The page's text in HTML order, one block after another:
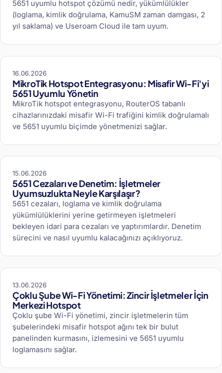
5651 uyumlu hotspot çözümü nedir, yükümlülükler
(loglama, kimlik doğrulama, KamuSM zaman damgası, 2
yıl saklama) ve Useroam Cloud ile tam uyum.
16.06.2026
MikroTik Hotspot Entegrasyonu: Misafir Wi-Fi'yi
5651 Uyumlu Yönetin
MikroTik hotspot entegrasyonu, RouterOS tabanlı
cihazlarınızdaki misafir Wi-Fi trafiğini kimlik doğrulamalı
ve 5651 uyumlu biçimde yönetmenizi sağlar.
15.06.2026
5651 Cezaları ve Denetim: İşletmeler
Uyumsuzlukta Neyle Karşılaşır?
5651 cezaları, loglama ve kimlik doğrulama
yükümlülüklerini yerine getirmeyen işletmeleri
bekleyen idari para cezaları ve yaptırımlardır. Denetim
sürecini ve nasıl uyumlu kalacağınızı açıklıyoruz.
13.06.2026
Çoklu Şube Wi-Fi Yönetimi: Zincir İşletmeler İçin
Merkezi Hotspot
Çoklu şube Wi-Fi yönetimi, zincir işletmelerin tüm
şubelerindeki misafir hotspot ağını tek bir bulut
panelinden kurmasını, izlemesini ve 5651 uyumlu
loglamasını sağlar.